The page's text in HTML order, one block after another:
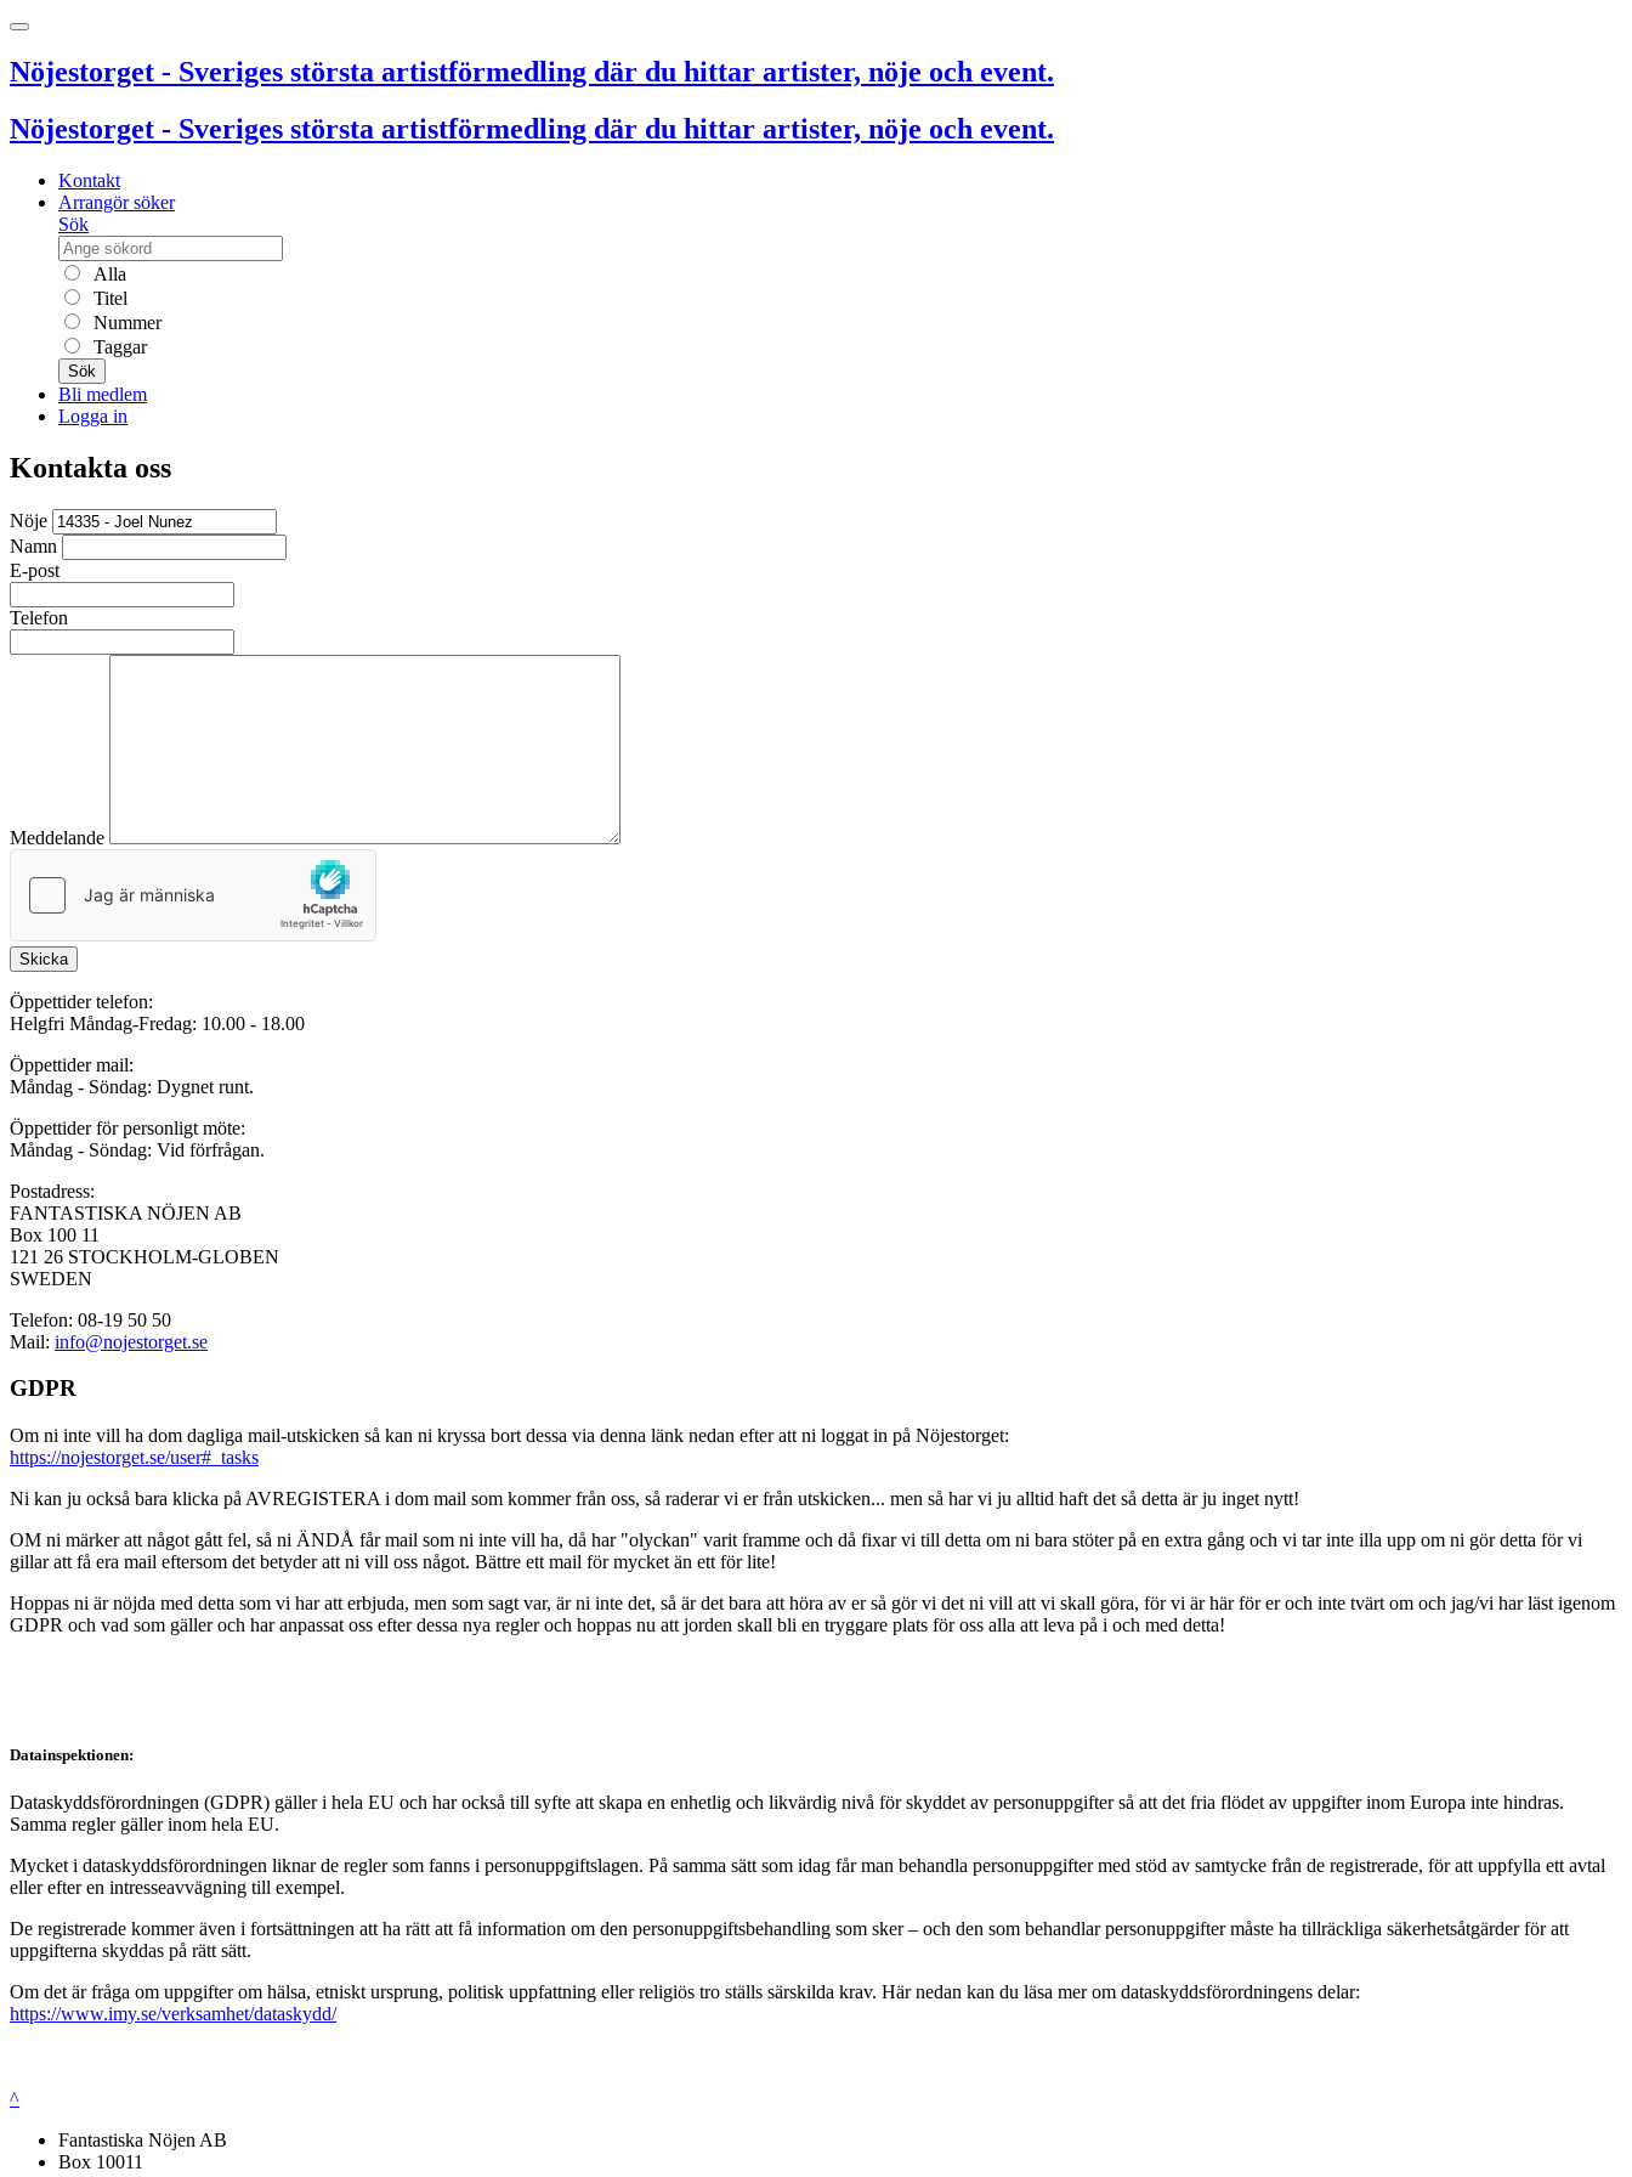
Nöjestorget - Sveriges största artistförmedling där du hittar artister, nöje och event.
Nöjestorget - Sveriges största artistförmedling där du hittar artister, nöje och event.
Kontakt
Arrangör söker
Sök
Alla
Titel
Nummer
Taggar
Sök
Bli medlem
Logga in
Kontakta oss
Nöje
Namn
E-post
Telefon
Meddelande
Skicka
Öppettider telefon:
Helgfri Måndag-Fredag: 10.00 - 18.00
Öppettider mail:
Måndag - Söndag: Dygnet runt.
Öppettider för personligt möte:
Måndag - Söndag: Vid förfrågan.
Postadress:
FANTASTISKA NÖJEN AB
Box 100 11
121 26 STOCKHOLM-GLOBEN
SWEDEN
Telefon: 08-19 50 50
Mail: info@nojestorget.se
GDPR
Om ni inte vill ha dom dagliga mail-utskicken så kan ni kryssa bort dessa via denna länk nedan efter att ni loggat in på Nöjestorget:
https://nojestorget.se/user#_tasks
Ni kan ju också bara klicka på AVREGISTERA i dom mail som kommer från oss, så raderar vi er från utskicken... men så har vi ju alltid haft det så detta är ju inget nytt!
OM ni märker att något gått fel, så ni ÄNDÅ får mail som ni inte vill ha, då har "olyckan" varit framme och då fixar vi till detta om ni bara stöter på en extra gång och vi tar inte illa upp om ni gör detta för vi
gillar att få era mail eftersom det betyder att ni vill oss något. Bättre ett mail för mycket än ett för lite!
Hoppas ni är nöjda med detta som vi har att erbjuda, men som sagt var, är ni inte det, så är det bara att höra av er så gör vi det ni vill att vi skall göra, för vi är här för er och inte tvärt om och jag/vi har läst igenom
GDPR och vad som gäller och har anpassat oss efter dessa nya regler och hoppas nu att jorden skall bli en tryggare plats för oss alla att leva på i och med detta!
Datainspektionen:
Dataskyddsförordningen (GDPR) gäller i hela EU och har också till syfte att skapa en enhetlig och likvärdig nivå för skyddet av personuppgifter så att det fria flödet av uppgifter inom Europa inte hindras.
Samma regler gäller inom hela EU.
Mycket i dataskyddsförordningen liknar de regler som fanns i personuppgiftslagen. På samma sätt som idag får man behandla personuppgifter med stöd av samtycke från de registrerade, för att uppfylla ett avtal
eller efter en intresseavvägning till exempel.
De registrerade kommer även i fortsättningen att ha rätt att få information om den personuppgiftsbehandling som sker – och den som behandlar personuppgifter måste ha tillräckliga säkerhetsåtgärder för att
uppgifterna skyddas på rätt sätt.
Om det är fråga om uppgifter om hälsa, etniskt ursprung, politisk uppfattning eller religiös tro ställs särskilda krav. Här nedan kan du läsa mer om dataskyddsförordningens delar:
https://www.imy.se/verksamhet/dataskydd/
^
Fantastiska Nöjen AB
Box 10011